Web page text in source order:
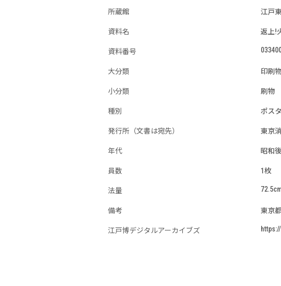
所蔵館 江戸
資料名 返上!
資料番号
大分類 印刷
小分類 刷物
種別 ポス
発行所（文書は宛先） 東京
年代 昭和
員数 1枚
法量
備考 東京
江戸博デジタルアーカイブズ